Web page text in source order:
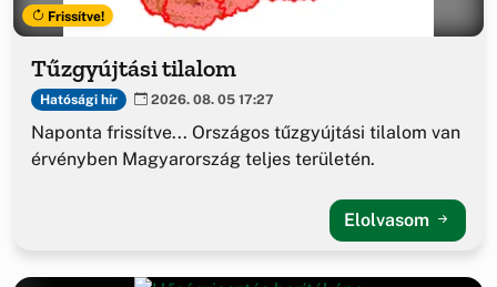
Frissítve!
Tűzgyújtási tilalom
Hatósági hír 2026. 08. 05 17:27
Naponta frissítve... Országos tűzgyújtási tilalom van
érvényben Magyarország teljes területén.
Elolvasom